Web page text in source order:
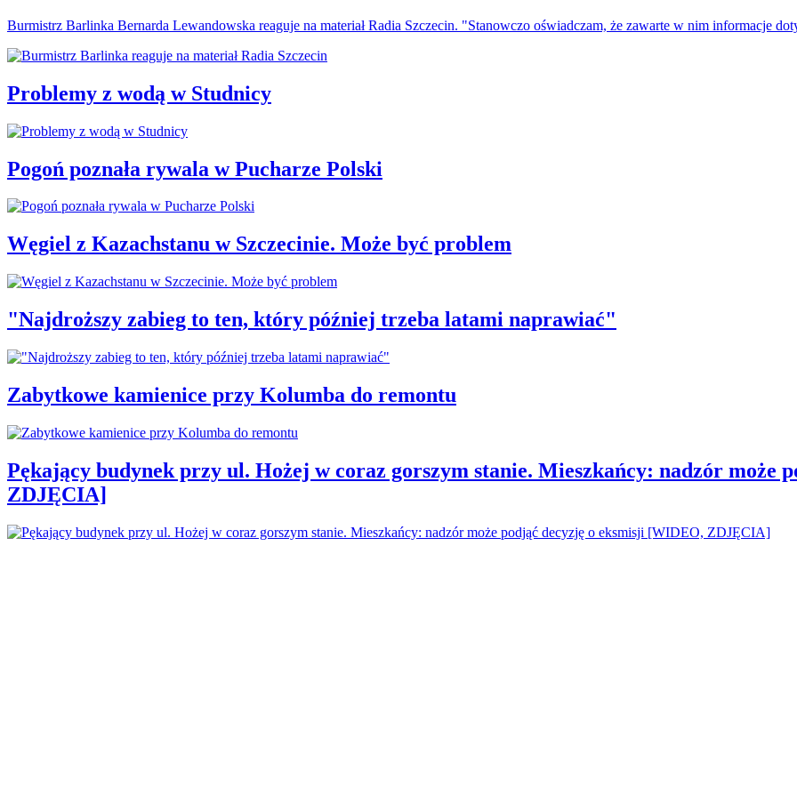
Burmistrz Barlinka Bernarda Lewandowska reaguje na materiał Radia Szczecin. "Stanowczo oświadczam, że zawarte w nim informacje
Problemy z wodą w Studnicy
Pogoń poznała rywala w Pucharze Polski
Węgiel z Kazachstanu w Szczecinie. Może być problem
"Najdroższy zabieg to ten, który później trzeba latami naprawiać"
Zabytkowe kamienice przy Kolumba do remontu
Pękający budynek przy ul. Hożej w coraz gorszym stanie. Mieszkańcy: nadzór może
ZDJĘCIA]